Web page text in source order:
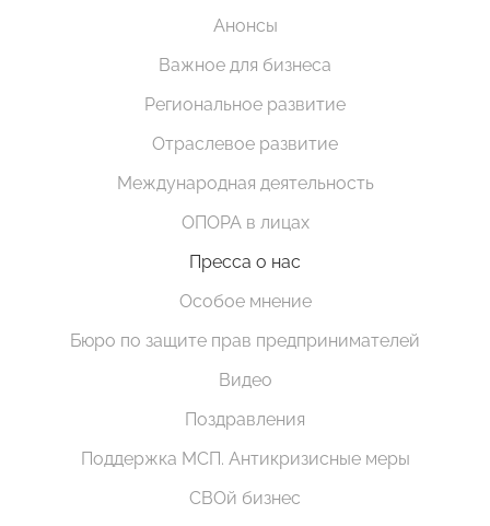
Анонсы
Важное для бизнеса
Региональное развитие
Отраслевое развитие
Международная деятельность
ОПОРА в лицах
Пресса о нас
Особое мнение
Бюро по защите прав предпринимателей
Видео
Поздравления
Поддержка МСП. Антикризисные меры
СВОй бизнес